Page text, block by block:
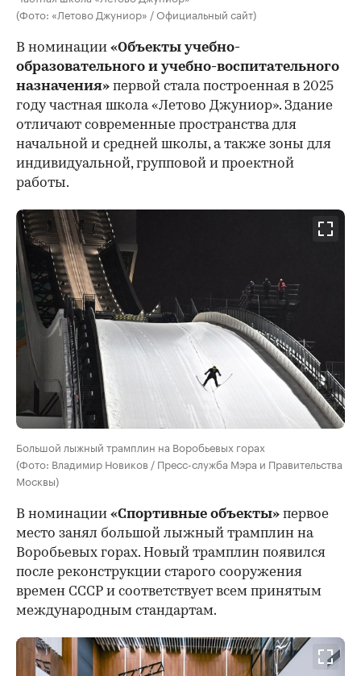
(Фото: «Летово Джуниор» / Официальный сайт)
В номинации «Объекты учебно-
образовательного и учебно-воспитательного
назначения» первой стала построенная в 2025
году частная школа «Летово Джуниор». Здание
отличают современные пространства для
начальной и средней школы, а также зоны для
индивидуальной, групповой и проектной
работы.
Большой лыжный трамплин на Воробьевых горах
(Фото: Владимир Новиков / Пресс-служба Мэра и Правительства
Москвы)
В номинации «Спортивные объекты» первое
место занял большой лыжный трамплин на
Воробьевых горах. Новый трамплин появился
после реконструкции старого сооружения
времен СССР и соответствует всем принятым
международным стандартам.